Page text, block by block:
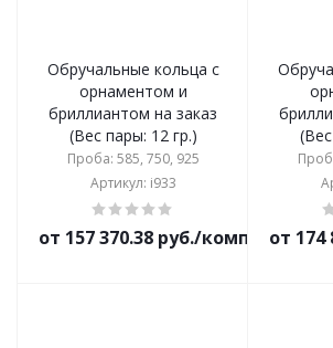
Обручальные кольца с
орнаментом и
бриллиантом на заказ
(Вес пары: 12 гр.)
Проба: 585, 750, 925
Артикул: i933
от 157 370.38 руб./комплект
от